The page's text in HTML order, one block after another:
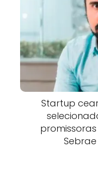
Startup